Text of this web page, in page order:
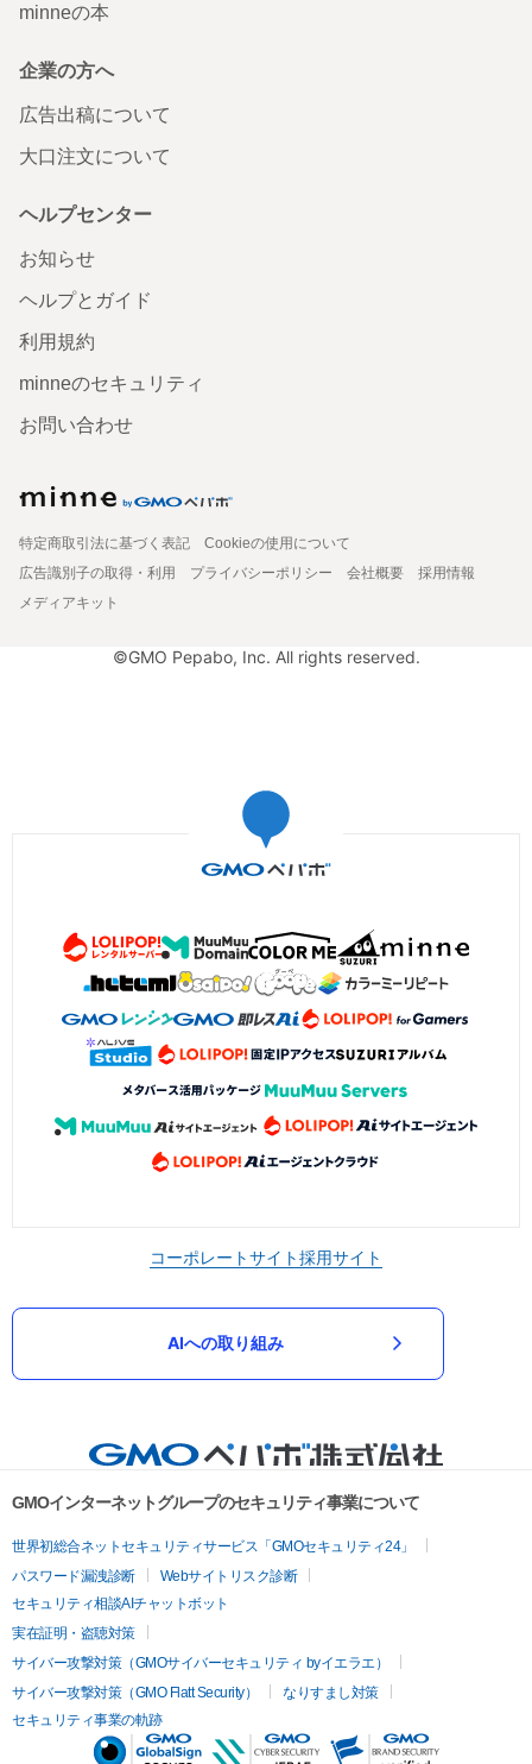
minneの本
企業の方へ
広告出稿について
大口注文について
ヘルプセンター
お知らせ
ヘルプとガイド
利用規約
minneのセキュリティ
お問い合わせ
特定商取引法に基づく表記
Cookieの使用について
広告識別子の取得・利用
プライバシーポリシー 会社概要
採用情報
メディアキット
©GMO Pepabo, Inc. All rights reserved.
コーポレートサイト採用サイト
AIへの取り組み
GMOインターネットグループのセキュリティ事業について
世界初総合ネットセキュリティサービス「GMOセキュリティ24」
パスワード漏洩診断
Webサイトリスク診断
セキュリティ相談AIチャットボット
実在証明・盗聴対策
サイバー攻撃対策（GMOサイバーセキュリティ byイエラエ）
サイバー攻撃対策（GMO Flatt Security）
なりすまし対策
セキュリティ事業の軌跡